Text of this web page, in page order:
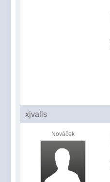
xjvalis
Nováček